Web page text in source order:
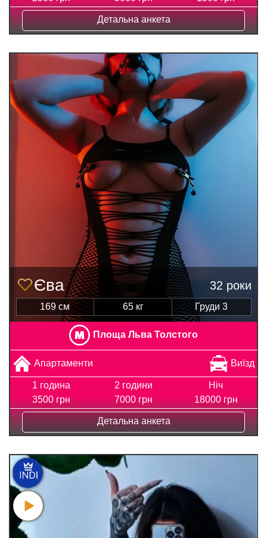
Детальна анкета
Єва 32 роки
169 см 65 кг Груди 3
Площа Льва Толстого
Апартаменти Виїзд
1 година
3500 грн
2 години
7000 грн
Ніч
18000 грн
Детальна анкета